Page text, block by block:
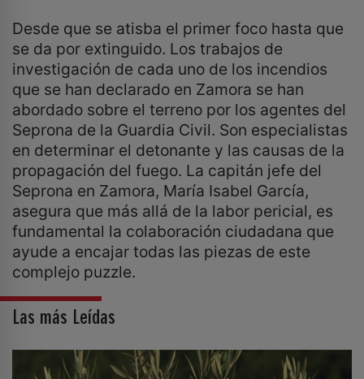
Desde que se atisba el primer foco hasta que
se da por extinguido. Los trabajos de
investigación de cada uno de los incendios
que se han declarado en Zamora se han
abordado sobre el terreno por los agentes del
Seprona de la Guardia Civil. Son especialistas
en determinar el detonante y las causas de la
propagación del fuego. La capitán jefe del
Seprona en Zamora, María Isabel García,
asegura que más allá de la labor pericial, es
fundamental la colaboración ciudadana que
ayude a encajar todas las piezas de este
complejo puzzle.
Las más Leídas